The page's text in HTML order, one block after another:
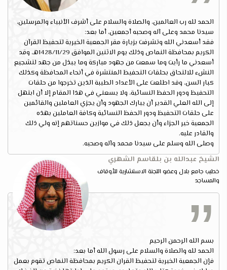
الحمد لله رب العالمين، والصلاة والسلام على أشرف الأنبياء والمرسلين،
سيدنا محمد وعلى آله وصحبه أجمعين، أما بعد:
فقد أسعدني الله وتشرفت بزيارة مقر الجمعية الخيرية لتحفيظ القرآن
الكريم بمحافظة النماص وذلك يوم الاثنين الموافق 1428/11/29هـ، وقد
أسعدني ما رأيت وما سمعت من جهود مباركة وما يبذل من جهد لتشجيع
النشء للالتحاق بحلقات التحفيظ المنتشرة في أنحاء المحافظة وكذلك
كبار السن، وقد اطلعت على الأعداد الطيبة الذين تخرجوا من حلقات
التحفيظ ودور الحفظ النسائية، ولا يسعني في هذا المقام إلا أن ابتهل
إلى الله العلي القدير أن يبارك الجهود وأن يجزي العاملين والقائمين
على حلقات التحفيظ ودور الحفظ النسائية وكافة العاملين بهذه
الجمعية خير الجزاء وأن يجعل ذلك في موازين حسناتهم إنه ولي ذلك
والقادر عليه.
وصلى الله وسلم على سيدنا محمد وآله وصحبه.
الشيخ عبدالله بن بلقاسم الشهري
خطيب جامع بلال وعضو اللجنة الاستشارية للأوقاف
والمساجد
بسم الله الرحمن الرحيم
الحمد لله والصلاة والسلام على رسول الله أما بعد:
فإن الجمعية الخيرية لتحفيظ القران الكريم بمحافظة النماص تقوم بعمل